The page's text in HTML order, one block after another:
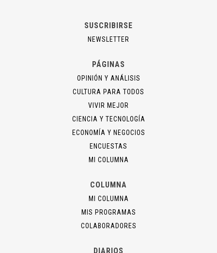
SUSCRIBIRSE
NEWSLETTER
PÁGINAS
OPINIÓN Y ANÁLISIS
CULTURA PARA TODOS
VIVIR MEJOR
CIENCIA Y TECNOLOGÍA
ECONOMÍA Y NEGOCIOS
ENCUESTAS
MI COLUMNA
COLUMNA
MI COLUMNA
MIS PROGRAMAS
COLABORADORES
DIARIOS